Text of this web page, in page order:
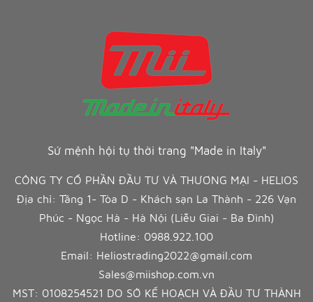
Sứ mệnh hội tụ thời trang "Made in Italy"
CÔNG TY CỔ PHẦN ĐẦU TƯ VÀ THƯƠNG MẠI - HELIOS
Địa chỉ: Tầng 1- Tòa D - Khách sạn La Thành - 226 Vạn
Phúc - Ngọc Hà - Hà Nội (Liễu Giai - Ba Đình)
Hotline: 0988.922.100
Email: Heliostrading2022@gmail.com
Sales@miishop.com.vn
MST: 0108254521 DO SỞ KẾ HOẠCH VÀ ĐẦU TƯ THÀNH